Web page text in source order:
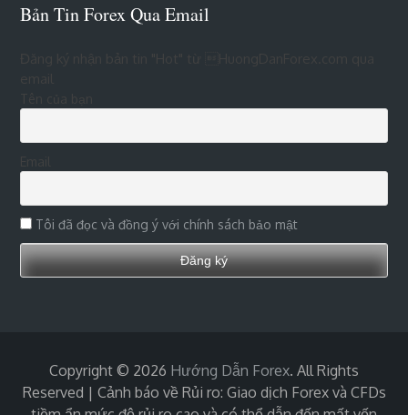
Bản Tin Forex Qua Email
Đăng ký nhận bản tin "Hot" từ HuongDanForex.com qua
Tên của bạn
Tôi đã đọc và đồng ý với chính sách bảo mật
Copyright © 2026 Hướng Dẫn Forex. All Rights
Reserved | Cảnh báo về Rủi ro: Giao dịch Forex và CFDs